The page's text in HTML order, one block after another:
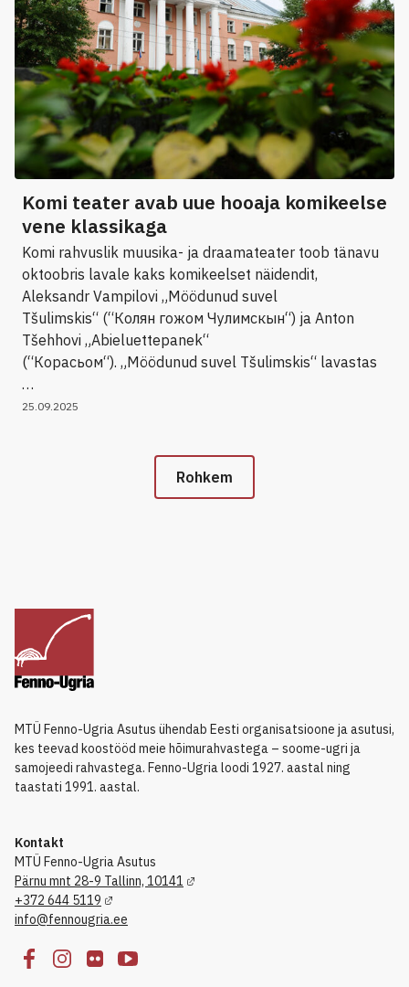
Komi teater avab uue hooaja komikeelse
vene klassikaga
Komi rahvuslik muusika- ja draamateater toob tänavu
oktoobris lavale kaks komikeelset näidendit,
Aleksandr Vampilovi „Möödunud suvel
Tšulimskis“ (“Колян гожом Чулимскын“) ja Anton
Tšehhovi „Abieluettepanek“
(“Корасьом“). „Möödunud suvel Tšulimskis“ lavastas
…
25.09.2025
Rohkem
MTÜ Fenno-Ugria Asutus ühendab Eesti organisatsioone ja asutusi,
kes teevad koostööd meie hõimurahvastega – soome-ugri ja
samojeedi rahvastega. Fenno-Ugria loodi 1927. aastal ning
taastati 1991. aastal.
Kontakt
MTÜ Fenno-Ugria Asutus
Pärnu mnt 28-9 Tallinn, 10141
+372 644 5119
info@fennougria.ee